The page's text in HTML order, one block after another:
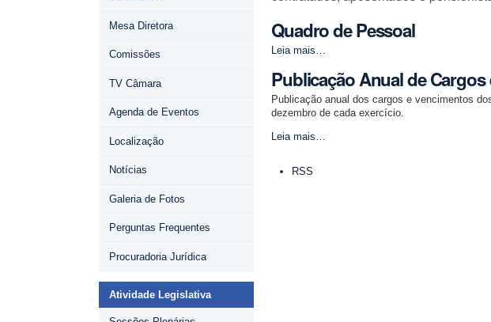
Mesa Diretora
Comissões
TV Câmara
Agenda de Eventos
Localização
Notícias
Galeria de Fotos
Perguntas Frequentes
Procuradoria Jurídica
Atividade Legislativa
Quadro de Pessoal
Quadro
Pessoal
-
Leia mais…
Publicação Anual de
Publicação anual dos cargos e vencimentos
dezembro de cada exercício.
Publicação
Cargos
Leia mais…
do
RSS